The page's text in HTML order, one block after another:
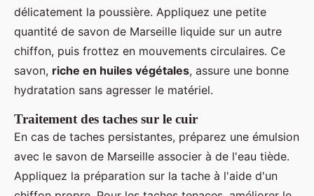
délicatement la poussière. Appliquez une petite
quantité de savon de Marseille liquide sur un autre
chiffon, puis frottez en mouvements circulaires. Ce
savon, riche en huiles végétales, assure une bonne
hydratation sans agresser le matériel.
Traitement des taches sur le cuir
En cas de taches persistantes, préparez une émulsion
avec le savon de Marseille associer à de l'eau tiède.
Appliquez la préparation sur la tache à l'aide d'un